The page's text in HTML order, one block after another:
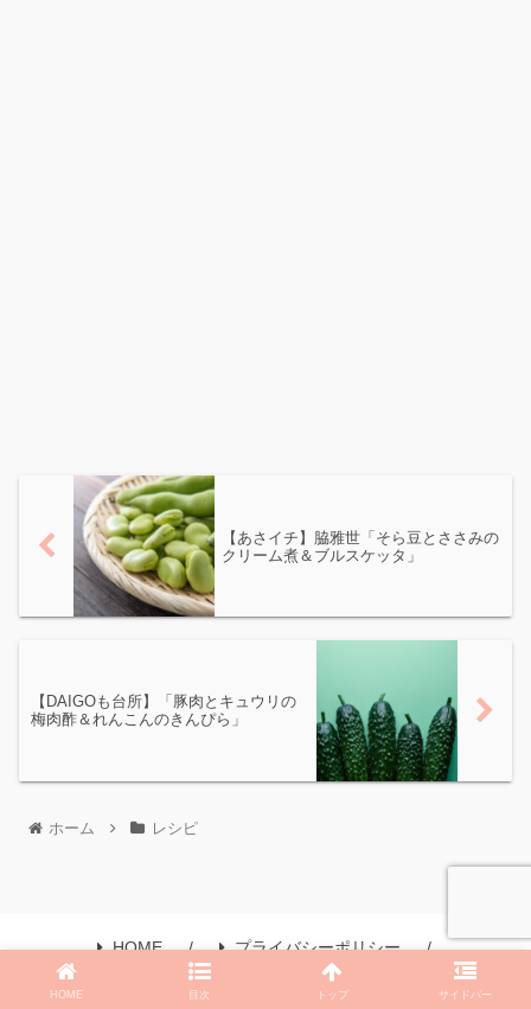
【あさイチ】脇雅世「そら豆とささみの
クリーム煮＆ブルスケッタ」
【DAIGOも台所】「豚肉とキュウリの
梅肉酢＆れんこんのきんぴら」
ホーム レシピ
HOME
プライバシーポリシー
プロフィール
サイトマップ お問い合わせ
HOME 目次 トップ サイドバー